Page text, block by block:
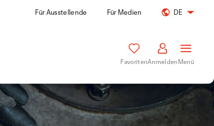
Für Ausstellende Für Medien DE
FavoritenAnmeldenMenü